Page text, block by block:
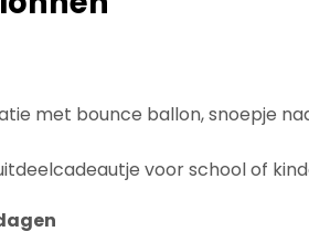
met bounce ballon, snoepje
voor school of